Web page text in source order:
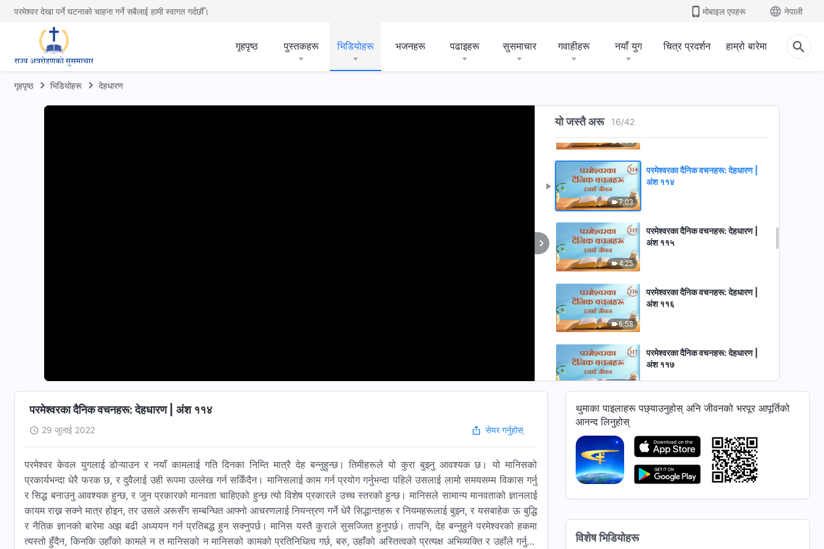
परमेश्वर देखा पर्ने घटनाको चाहना गर्ने सबैलाई हामी स्वागत गर्दछौँ। मोबाइल एपहरू नेपाली
गृहपृष्ठ पुस्तकहरू भिडियोहरू भजनहरू पढाइहरू सुसमाचार गवाहीहरू नयाँ युग चित्र प्रदर्शन हाम्रो बारेमा
गृहपृष्ठ भिडियोहरू देहधारण
यो जस्तै अरू 16/42
परमेश्‍वरका दैनिक वचनहरू: देहधारण |
8:14
परमेश्‍वरका दैनिक वचनहरू: देहधारण |
7:03
परमेश्‍वरका दैनिक वचनहरू: देहधारण |
अंश ११४
4:25
परमेश्‍वरका दैनिक वचनहरू: देहधारण |
अंश ११५
6:58
परमेश्‍वरका दैनिक वचनहरू: देहधारण |
अंश ११६
परमेश्‍वरका दैनिक वचनहरू: देहधारण |
अंश ११७
6:36
परमेश्‍वरका दैनिक वचनहरू: देहधारण |
परमेश्‍वरका दैनिक वचनहरू: देहधारण |
अंश ११९
परमेश्‍वरका दैनिक वचनहरू: देहधारण | अंश ११४
29 जुलाई 2022 सेयर गर्नुहोस्
परमेश्‍वर केवल युगलाई डोऱ्याउन र नयाँ कामलाई गति दिनका निम्ति मात्रै देह बन्नुहुन्छ। तिमीहरूले यो कुरा बुझ्नु आवश्यक छ। यो मानिसको
प्रकार्यभन्दा धेरै फरक छ, र दुवैलाई उही रूपमा उल्‍लेख गर्न सकिँदैन। मानिसलाई काम गर्न प्रयोग गर्नुभन्दा पहिले उसलाई लामो समयसम्म विकास गर्नु
र सिद्ध बनाउनु आवश्यक हुन्छ, र जुन प्रकारको मानवता चाहिएको हुन्छ त्यो विशेष प्रकारले उच्च स्तरको हुन्छ। मानिसले सामान्य मानवताको ज्ञानलाई
कायम राख्न सक्ने मात्र होइन, तर उसले अरूसँग सम्बन्धित आफ्नो आचरणलाई नियन्त्रण गर्ने धेरै सिद्धान्तहरू र नियमहरूलाई बुझ्‍न, र यसबाहेक ऊ बुद्धि
र नैतिक ज्ञानको बारेमा अझ बढी अध्ययन गर्न प्रतिबद्ध हुन सक्‍नुपर्छ। मानिस यस्तै कुराले सुसज्जित हुनुपर्छ। तापनि, देह बन्नुहुने परमेश्‍वरको हकमा
त्यस्तो हुँदैन, किनकि उहाँको कामले न त मानिसको न मानिसको कामको प्रतिनिधित्व गर्छ, बरु, उहाँको अस्तित्वको प्रत्यक्ष अभिव्यक्ति र उहाँले गर्नुपर्ने
थुमाका पाइलाहरू पछ्याउनुहोस् अनि जीवनको भरपूर आपूर्तिको
आनन्द लिनुहोस्
विशेष भिडियोहरू